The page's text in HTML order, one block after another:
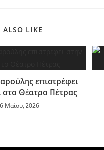
LIKE
επιστρέφει
Θέατρο Πέτρας
6 Μαΐου, 2026